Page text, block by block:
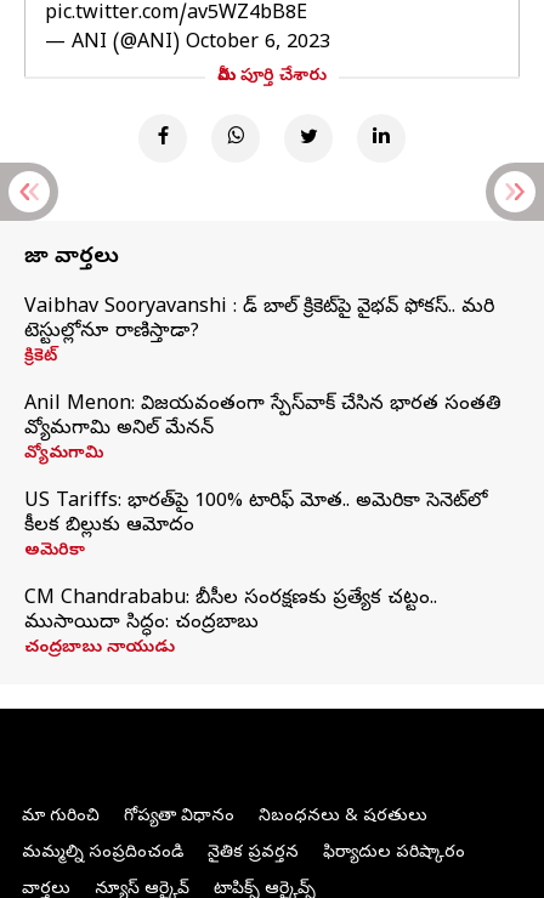
pic.twitter.com/av5WZ4bB8E
— ANI (@ANI) October 6, 2023
మీరు పూర్తి చేశారు
తాజా వార్తలు
Vaibhav Sooryavanshi : రెడ్ బాల్ క్రికెట్‌పై వైభవ్ ఫోకస్.. మరి
టెస్టుల్లోనూ రాణిస్తాడా?
క్రికెట్
Anil Menon: విజయవంతంగా స్పేస్‌వాక్‌ చేసిన భారత సంతతి
వ్యోమగామి అనిల్‌ మేనన్
వ్యోమగామి
US Tariffs: భారత్‌పై 100% టారిఫ్‌ మోత.. అమెరికా సెనెట్‌లో
కీలక బిల్లుకు ఆమోదం
అమెరికా
CM Chandrababu: బీసీల సంరక్షణకు ప్రత్యేక చట్టం..
ముసాయిదా సిద్ధం: చంద్రబాబు
చంద్రబాబు నాయుడు
మా గురించి గోప్యతా విధానం
నిబంధనలు & షరతులు
మమ్మల్ని సంప్రదించండి
నైతిక ప్రవర్తన
ఫిర్యాదుల పరిష్కారం
వార్తలు
న్యూస్ ఆర్కైవ్ టాపిక్స్ ఆర్కైవ్స్